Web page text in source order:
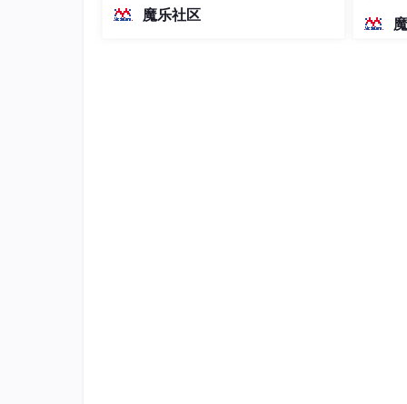
（总参数397B / 激活参数17B的MoE模
魔乐社区
染、